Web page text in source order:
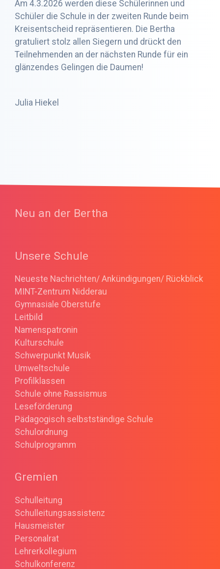
Am 4.3.2026 werden diese Schülerinnen und
Schüler die Schule in der zweiten Runde beim
Kreisentscheid repräsentieren. Die Bertha
gratuliert stolz allen Siegern und drückt den
Teilnehmenden an der nächsten Runde für ein
glänzendes Gelingen die Daumen!
Julia Hiekel
Neu an der Bertha
Unsere Schule
Neueste Nachrichten/ Ankündigungen/ Rückblick
MINT-Zentrum Nidderau
Gymnasiale Oberstufe
Leitbild
Namenspatronin
Kulturschule
Schwerpunkt Musik
Umweltschule
Profilklassen
Schule ohne Rassismus
Leseförderung
Pädagogisch selbstständige Schule
Schulordnung
Schulprogramm
Gremien
Schulleitung
Schulleitungsassistenz
Hausmeister
Personalrat
Lehrerkollegium
Schulkonferenz